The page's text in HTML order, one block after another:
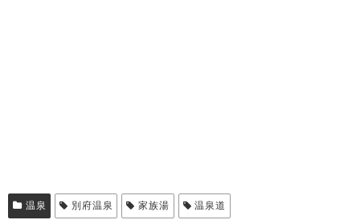
温泉 別府温泉 家族湯 温泉道